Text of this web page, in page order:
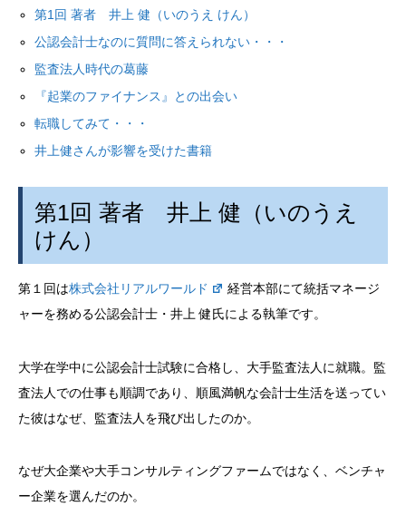
第1回 著者 井上 健（いのうえ けん）
公認会計士なのに質問に答えられない・・・
監査法人時代の葛藤
『起業のファイナンス』との出会い
転職してみて・・・
井上健さんが影響を受けた書籍
第1回 著者 井上 健（いのうえ
けん）
第１回は株式会社リアルワールド
経営本部にて統括マネージ
ャーを務める公認会計士・井上 健氏による執筆です。
大学在学中に公認会計士試験に合格し、大手監査法人に就職。監
査法人での仕事も順調であり、順風満帆な会計士生活を送ってい
た彼はなぜ、監査法人を飛び出したのか。
なぜ大企業や大手コンサルティングファームではなく、ベンチャ
ー企業を選んだのか。